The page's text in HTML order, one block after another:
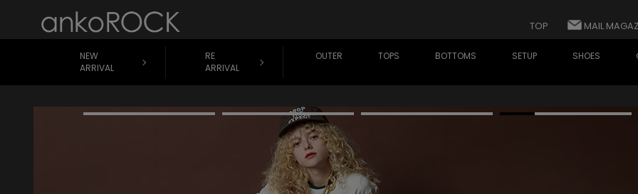
TOP MAIL
NEW
ARRIVAL
RE
ARRIVAL
OUTER TOPS BOTTOMS SETUP SHOES